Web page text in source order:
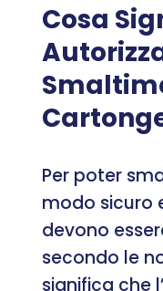
Cosa
Per poter
modo sicuro
devono
secondo le
significa che